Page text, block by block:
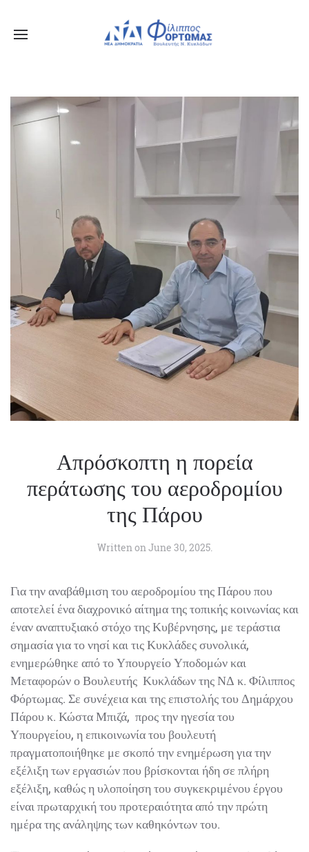
Απρόσκοπτη η πορεία
περάτωσης του αεροδρομίου
της Πάρου
αποτελεί ένα διαχρονικό αίτημα της τοπικής κοινωνίας
και έναν αναπτυξιακό στόχο της Κυβέρνησης, με
τεράστια σημασία για το νησί και τις Κυκλάδες
συνολικά, ενημερώθηκε από το Υπουργείο Υποδομών
και Μεταφορών ο Βουλευτής Κυκλάδων της ΝΔ κ.
Φίλιππος Φόρτωμας. Σε συνέχεια και της επιστολής του
Δημάρχου Πάρου κ. Κώστα Μπιζά, προς την ηγεσία
του Υπουργείου, η επικοινωνία του βουλευτή
πραγματοποιήθηκε με σκοπό την ενημέρωση για την
εξέλιξη των εργασιών που βρίσκονται ήδη σε πλήρη
εξέλιξη, καθώς η υλοποίηση του συγκεκριμένου έργου
είναι πρωταρχική του προτεραιότητα από την πρώτη
ημέρα της ανάληψης των καθηκόντων του.
Ενημερωθείτε Πρώτοι για τα Τελευταία Νέα
για τις δράσεις του Βουλευτή μας!